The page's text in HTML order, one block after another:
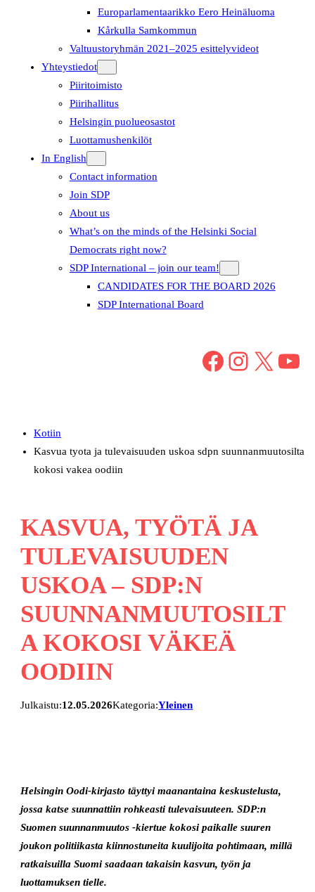
Europarlamentaarikko Eero Heinäluoma
Kårkulla Samkommun
Valtuustoryhmän 2021–2025 esittelyvideot
Yhteystiedot
Piiritoimisto
Piirihallitus
Helsingin puolueosastot
Luottamushenkilöt
In English
Contact information
Join SDP
About us
What’s on the minds of the Helsinki Social
Democrats right now?
SDP International – join our team!
CANDIDATES FOR THE BOARD 2026
SDP International Board
Facebook Instagram X YouTube
Kotiin
Kasvua tyota ja tulevaisuuden uskoa sdpn suunnanmuutosilta
kokosi vakea oodiin
KASVUA, TYÖTÄ JA
TULEVAISUUDEN
USKOA – SDP:N
SUUNNANMUUTOSILT
A KOKOSI VÄKEÄ
OODIIN
Julkaistu:12.05.2026Kategoria:Yleinen
Helsingin Oodi-kirjasto täyttyi maanantaina keskustelusta,
jossa katse suunnattiin rohkeasti tulevaisuuteen. SDP:n
Suomen suunnanmuutos -kiertue kokosi paikalle suuren
joukon politiikasta kiinnostuneita kuulijoita pohtimaan, millä
ratkaisuilla Suomi saadaan takaisin kasvun, työn ja
luottamuksen tielle.